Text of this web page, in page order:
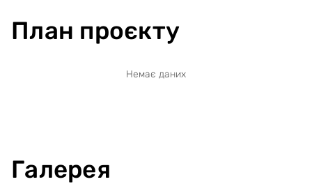
План проєкту
Немає даних
Галерея